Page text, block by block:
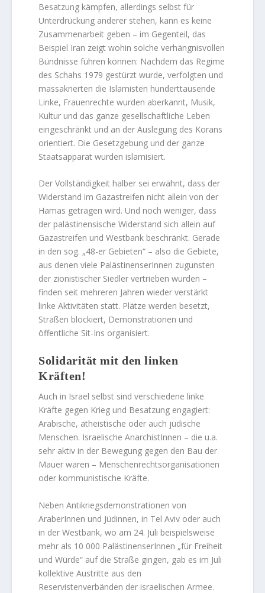
Besatzung kämpfen, allerdings selbst für
Unterdrückung anderer stehen, kann es keine
Zusammenarbeit geben – im Gegenteil, das
Beispiel Iran zeigt wohin solche verhängnisvollen
Bündnisse führen können: Nachdem das Regime
des Schahs 1979 gestürzt wurde, verfolgten und
massakrierten die Islamisten hunderttausende
Linke, Frauenrechte wurden aberkannt, Musik,
Kultur und das ganze gesellschaftliche Leben
eingeschränkt und an der Auslegung des Korans
orientiert. Die Gesetzgebung und der ganze
Staatsapparat wurden islamisiert.
Der Vollständigkeit halber sei erwähnt, dass der
Widerstand im Gazastreifen nicht allein von der
Hamas getragen wird. Und noch weniger, dass
der palästinensische Widerstand sich allein auf
Gazastreifen und Westbank beschränkt. Gerade
in den sog. „48-er Gebieten“ – also die Gebiete,
aus denen viele PalästinenserInnen zugunsten
der zionistischer Siedler vertrieben wurden –
finden seit mehreren Jahren wieder verstärkt
linke Aktivitäten statt. Plätze werden besetzt,
Straßen blockiert, Demonstrationen und
öffentliche Sit-Ins organisiert.
Solidarität mit den linken
Kräften!
Auch in Israel selbst sind verschiedene linke
Kräfte gegen Krieg und Besatzung engagiert:
Arabische, atheistische oder auch jüdische
Menschen. Israelische AnarchistInnen – die u.a.
sehr aktiv in der Bewegung gegen den Bau der
Mauer waren – Menschenrechtsorganisationen
oder kommunistische Kräfte.
Neben Antikriegsdemonstrationen von
AraberInnen und Jüdinnen, in Tel Aviv oder auch
in der Westbank, wo am 24. Juli beispielsweise
mehr als 10 000 PalästinenserInnen „für Freiheit
und Würde“ auf die Straße gingen, gab es im Juli
kollektive Austritte aus den
Reservistenverbänden der israelischen Armee.